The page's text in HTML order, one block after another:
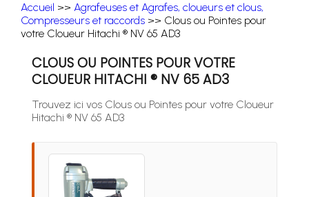
Accueil >> Agrafeuses et Agrafes, cloueurs et clous,
Compresseurs et raccords >> Clous ou Pointes pour
votre Cloueur Hitachi ® NV 65 AD3
CLOUS OU POINTES POUR VOTRE
CLOUEUR HITACHI ® NV 65 AD3
Trouvez ici vos Clous ou Pointes pour votre Cloueur
Hitachi ® NV 65 AD3